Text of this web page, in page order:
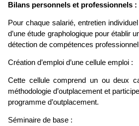
Bilans personnels et professionnels :
Pour chaque salarié, entretien
d’une étude graphologique pour établir
détection de compétences
Création d’emploi d’une cellule emploi :
Cette cellule comprend un ou deux
méthodologie d’outplacement et
programme d’outplacement.
Séminaire de base :